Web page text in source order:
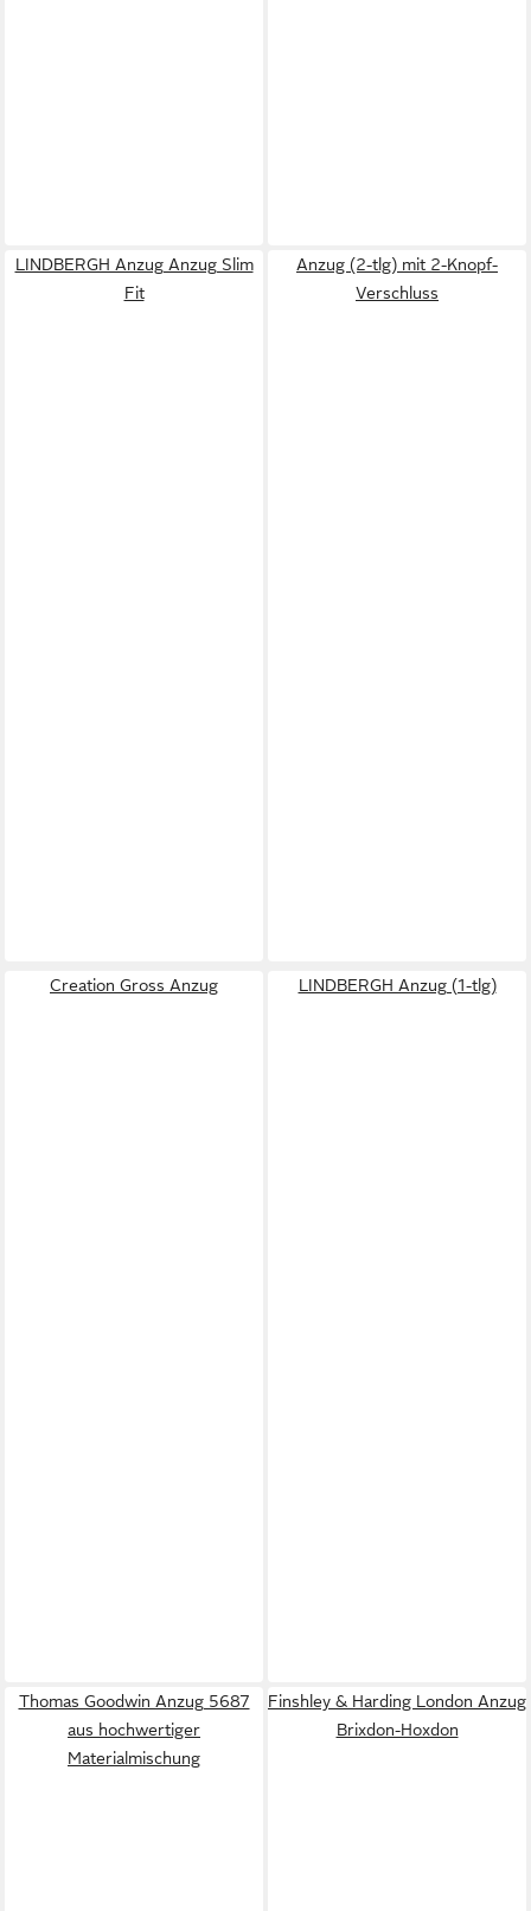
LINDBERGH Anzug Anzug Slim
Fit
Anzug (2-tlg) mit 2-Knopf-
Verschluss
Creation Gross Anzug LINDBERGH Anzug (1-tlg)
Thomas Goodwin Anzug 5687
aus hochwertiger
Materialmischung
Finshley & Harding London Anzug
Brixdon-Hoxdon